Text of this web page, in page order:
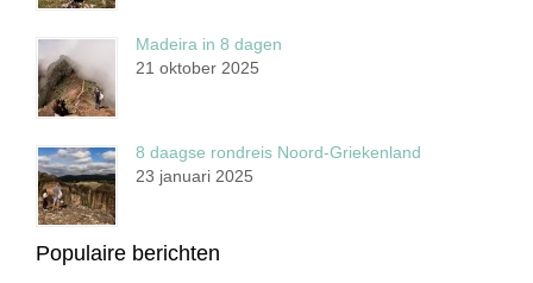
Madeira in 8 dagen
21 oktober 2025
8 daagse rondreis Noord-Griekenland
23 januari 2025
Populaire berichten